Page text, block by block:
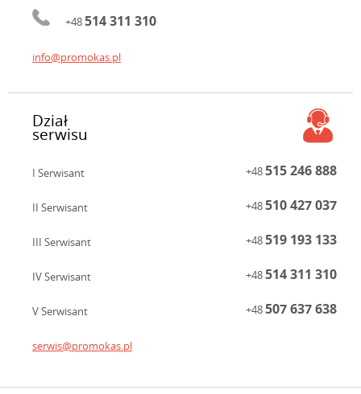
+48514 311 310
info@promokas.pl
Dział
serwisu
I Serwisant +48515 246 888
II Serwisant +48510 427 037
III Serwisant +48519 193 133
IV Serwisant +48514 311 310
V Serwisant +48507 637 638
serwis@promokas.pl